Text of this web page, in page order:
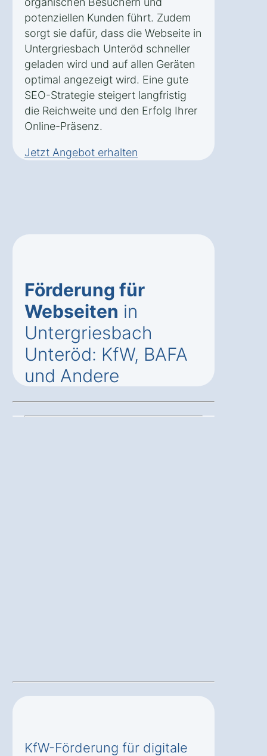
potenziellen Kunden führt. Zudem
sorgt sie dafür, dass die Webseite in
Untergriesbach Unteröd schneller
geladen wird und auf allen Geräten
optimal angezeigt wird. Eine gute
SEO-Strategie steigert langfristig
die Reichweite und den Erfolg Ihrer
Online-Präsenz.
Jetzt Angebot erhalten
Förderung für
Webseiten in
Untergriesbach
Unteröd: KfW, BAFA
und Andere
KfW-Förderung für digitale